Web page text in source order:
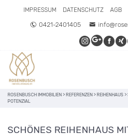
IMPRESSUM DATENSCHUTZ AGB
0421-2401405
ROSENBUSCH IMMOBILIEN > REFERENZEN > REIHENHAUS >
POTENZIAL
SCHÖNES REIHENHAUS